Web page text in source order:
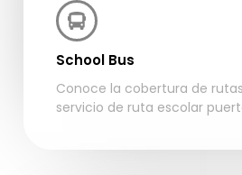
School Bus
Conoce la cobertura de
servicio de ruta escolar